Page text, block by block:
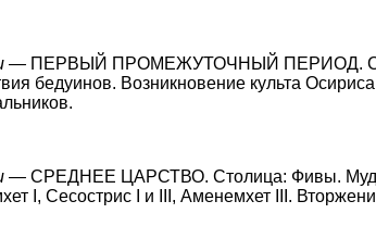
—ПЕРВЫЙ ПРОМЕЖУТОЧНЫЙ ПЕРИОД.
бедуинов. Возникновение культа
—СРЕДНЕЕ ЦАРСТВО. Столица: Фивы.
I, Сесострис I и III, Аменемхет III.